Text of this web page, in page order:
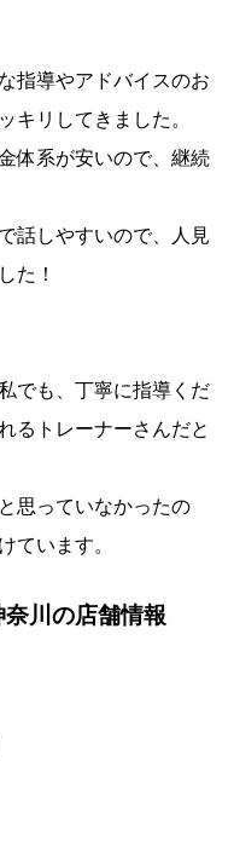
指導やアドバイスのお
キリしてきました。
体系が安いので、継続
話しやすいので、人見
た！
でも、丁寧に指導くだ
るトレーナーさんだと
思っていなかったの
ています。
川の店舗情報